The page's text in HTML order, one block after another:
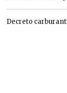
Decreto